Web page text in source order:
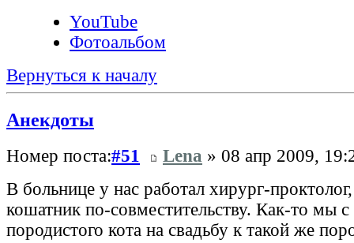
YouTube
Фотоальбом
Вернуться к началу
Анекдоты
Номер поста:#51 Lena » 08 апр 2009,
В больнице у нас работал хирург-
кошатник по-совместительству. Как-то мы
породистого кота на свадьбу к такой же